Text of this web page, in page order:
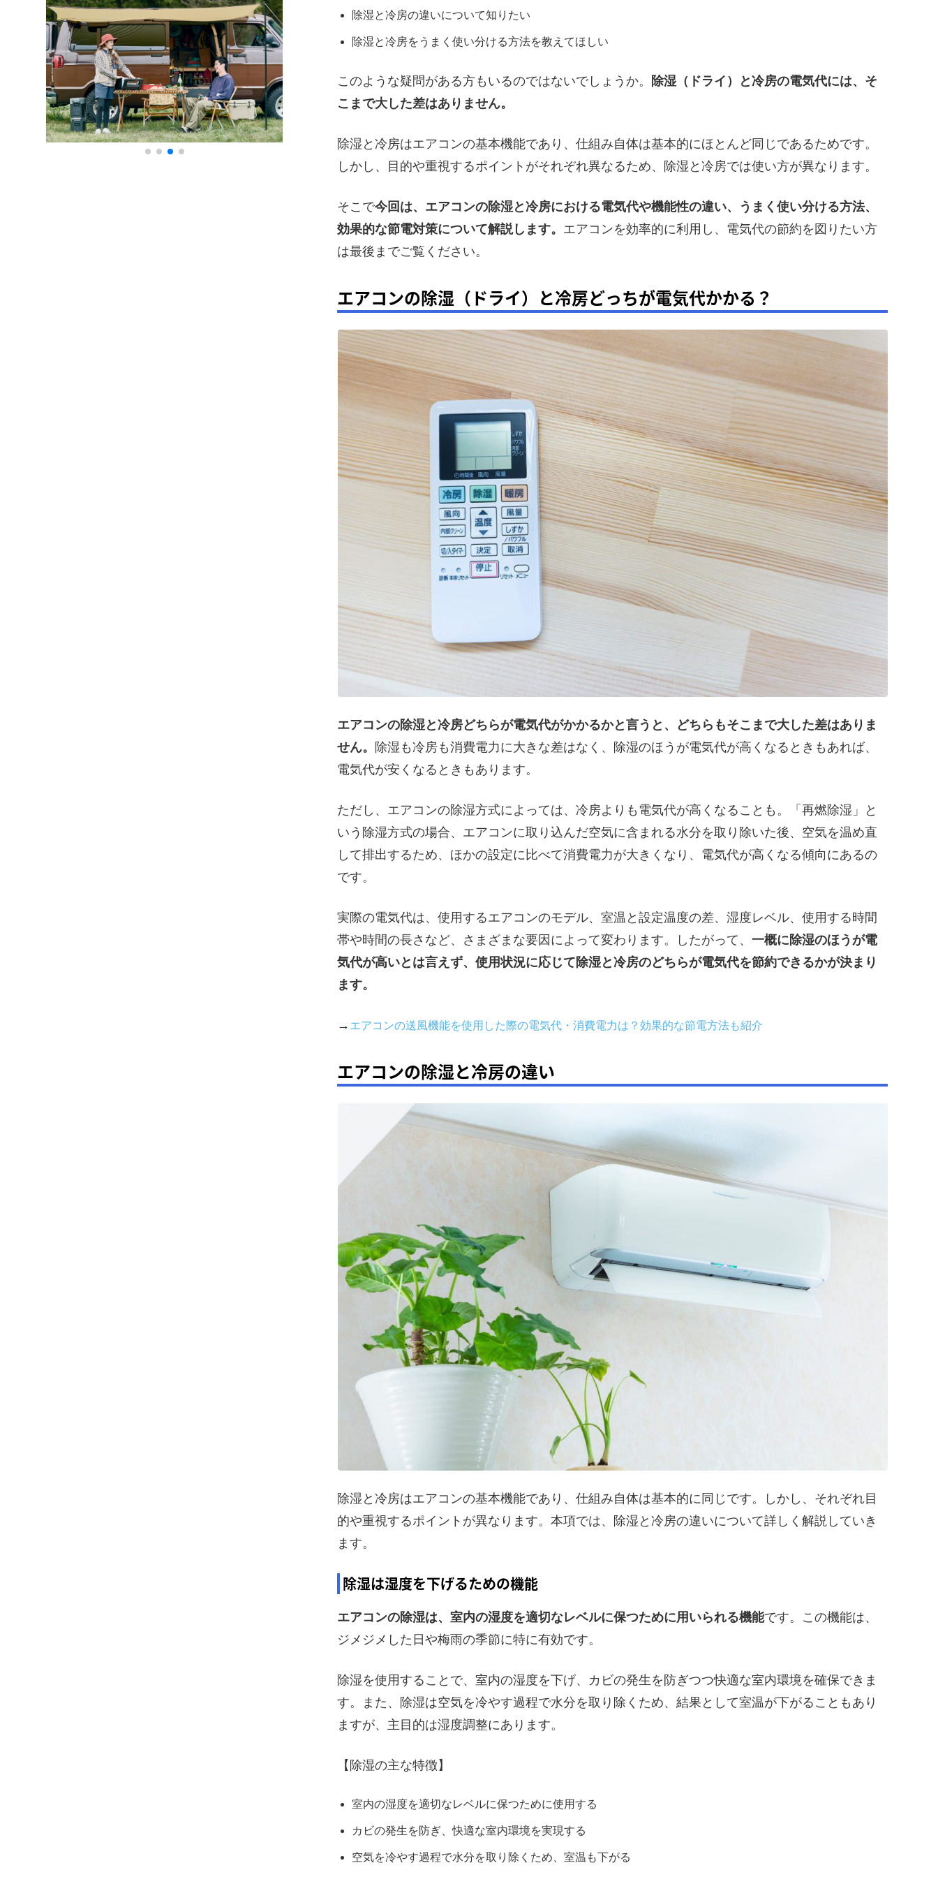
除湿と冷房の違いについて知りたい
除湿と冷房をうまく使い分ける方法を教えてほしい
このような疑問がある方もいるのではないでしょうか。
除湿（ドライ）と冷房の電気代には、そ
こまで大した差はありません。
除湿と冷房はエアコンの基本機能であり、仕組み自体は基本的にほとんど同じであるためです。
しかし、目的や重視するポイントがそれぞれ異なるため、除湿と冷房では使い方が異なります。
そこで今回は、エアコンの除湿と冷房における電気代や機能性の違い、うまく使い分ける方法、
効果的な節電対策について解説します。 エアコンを効率的に利用し、電気代の節約を図りたい方
は最後までご覧ください。
エアコンの除湿（ドライ）と冷房どっちが電気代かかる？
エアコンの除湿と冷房どちらが電気代がかかるかと言うと、どちらもそこまで大した差はありま
せん。
除湿も冷房も消費電力に大きな差はなく、除湿のほうが電気代が高くなるときもあれば、
電気代が安くなるときもあります。
ただし、エアコンの除湿方式によっては、冷房よりも電気代が高くなることも。「再燃除湿」と
いう除湿方式の場合、エアコンに取り込んだ空気に含まれる水分を取り除いた後、空気を温め直
して排出するため、ほかの設定に比べて消費電力が大きくなり、電気代が高くなる傾向にあるの
です。
実際の電気代は、使用するエアコンのモデル、室温と設定温度の差、湿度レベル、使用する時間
帯や時間の長さなど、さまざまな要因によって変わります。したがって、一概に除湿のほうが電
気代が高いとは言えず、使用状況に応じて除湿と冷房のどちらが電気代を節約できるかが決まり
ます。
→ エアコンの送風機能を使用した際の電気代・消費電力は？効果的な節電方法も紹介
エアコンの除湿と冷房の違い
除湿と冷房はエアコンの基本機能であり、仕組み自体は基本的に同じです。しかし、それぞれ目
的や重視するポイントが異なります。本項では、除湿と冷房の違いについて詳しく解説していき
ます。
除湿は湿度を下げるための機能
エアコンの除湿は、室内の湿度を適切なレベルに保つために用いられる機能です。この機能は、
ジメジメした日や梅雨の季節に特に有効です。
除湿を使用することで、室内の湿度を下げ、カビの発生を防ぎつつ快適な室内環境を確保できま
す。また、除湿は空気を冷やす過程で水分を取り除くため、結果として室温が下がることもあり
ますが、主目的は湿度調整にあります。
【除湿の主な特徴】
室内の湿度を適切なレベルに保つために使用する
カビの発生を防ぎ、快適な室内環境を実現する
空気を冷やす過程で水分を取り除くため、室温も下がる